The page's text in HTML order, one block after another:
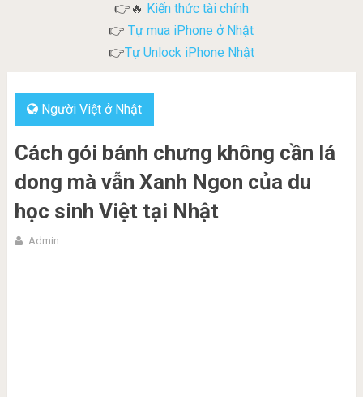
👉🔥 Kiến thức tài chính
👉 Tự mua iPhone ở Nhật
👉Tự Unlock iPhone Nhật
Người Việt ở Nhật
Cách gói bánh chưng không cần lá
dong mà vẫn Xanh Ngon của du
học sinh Việt tại Nhật
Admin